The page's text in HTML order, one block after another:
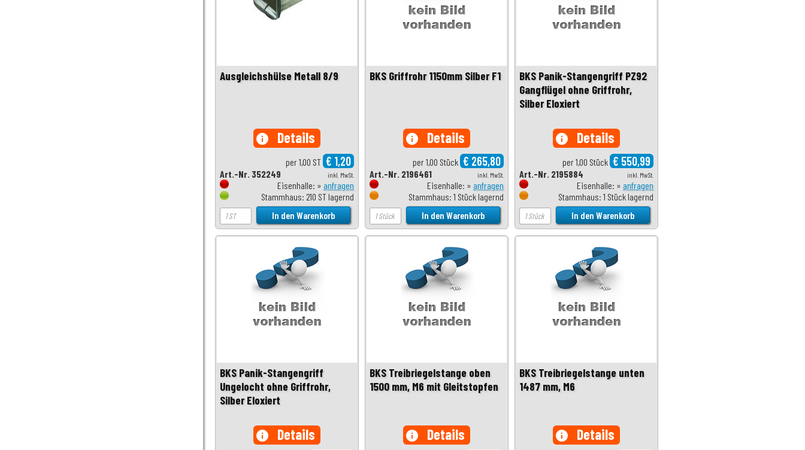
Ausgleichshülse Metall 8/9
info Details
per 1,00 ST € 1,20
inkl. MwSt.
Art.-Nr. 352249
Eisenhalle: » anfragen
Stammhaus: 210 ST lagernd
BKS Griffrohr 1150mm Silber F1
info Details
per 1,00 Stück € 265,80
inkl. MwSt.
Art.-Nr. 2196461
Eisenhalle: » anfragen
Stammhaus: 1 Stück lagernd
BKS Panik-Stangengriff PZ92
Gangflügel ohne Griffrohr,
Silber Eloxiert
info Details
per 1,00 Stück € 550,99
inkl. MwSt.
Art.-Nr. 2195884
Eisenhalle: » anfragen
Stammhaus: 1 Stück lagernd
BKS Panik-Stangengriff
Ungelocht ohne Griffrohr,
Silber Eloxiert
info Details
BKS Treibriegelstange oben
1500 mm, M6 mit Gleitstopfen
info Details
BKS Treibriegelstange unten
1487 mm, M6
info Details